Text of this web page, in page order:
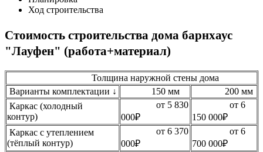
Ход строительства
Стоимость строительства дома барнхаус
"Лауфен" (работа+материал)
Толщина наружной стены дома
Варианты комплектации ↓
150 мм
200 мм
Каркас (холодный
контур)
от 5 830
000₽
от 6
150 000₽
Каркас с утеплением
(тёплый контур)
от 6 370
000₽
от 6
700 000₽